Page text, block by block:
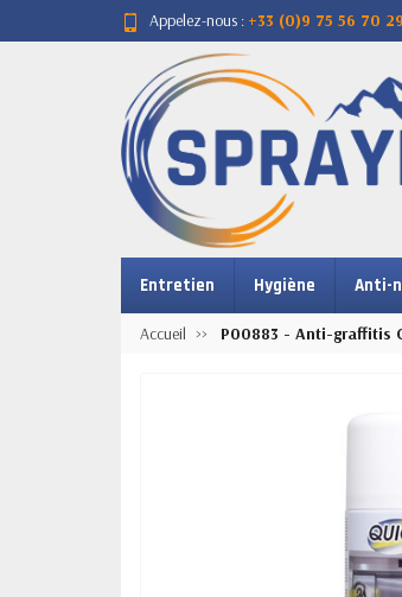
Appelez-nous : +33 (0)9 75 56 70 29
Entretien Hygiène Anti-
Accueil P00883 - Anti-graffitis